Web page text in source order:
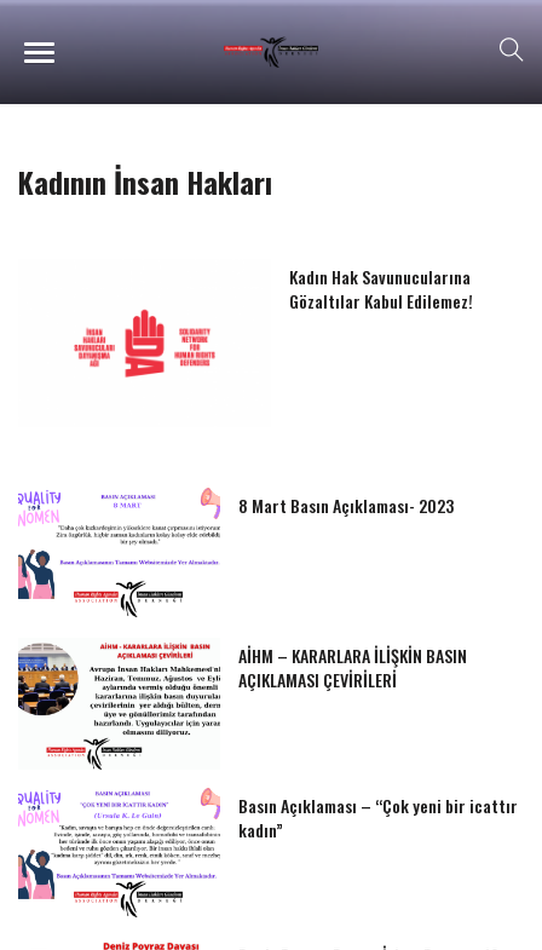
Kadının İnsan Hakları
Kadın Hak Savunucularına
Gözaltılar Kabul Edilemez!
8 Mart Basın Açıklaması- 2023
AİHM – KARARLARA İLİŞKİN BASIN
AÇIKLAMASI ÇEVİRİLERİ
Basın Açıklaması – “Çok yeni bir icattır
kadın”